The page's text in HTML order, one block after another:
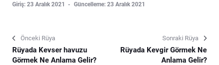
Giriş: 23 Aralık 2021 Güncelleme: 23 Aralık 2021
Önceki Rüya
Rüyada Kevser havuzu
Görmek Ne Anlama Gelir?
Sonraki Rüya
Rüyada Kevgir Görmek Ne
Anlama Gelir?